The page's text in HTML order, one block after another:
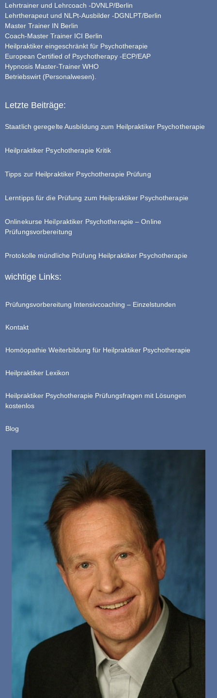
Lehrtrainer und Lehrcoach -DVNLP/Berlin
Lehrtherapeut und NLPt-Ausbilder -DGNLPT/Berlin
Master Trainer IN Berlin
Coach-Master Trainer ICI Berlin
Heilpraktiker eingeschränkt für Psychotherapie
European Certified of Psychotherapy -ECP/EAP
Hypnosis Master-Trainer WHO
Betriebswirt (Personalwesen).
Letzte Beiträge:
Staatlich geregelte Ausbildung zum Heilpraktiker Psychotherapie
Heilpraktiker Psychotherapie Kritik
Tipps zur Heilpraktiker Psychotherapie Prüfung
Lerntipps für die Prüfung zum Heilpraktiker Psychotherapie
Onlinekurse Heilpraktiker Psychotherapie – Online
Prüfungsvorbereitung
Protokolle mündliche Prüfung Heilpraktiker Psychotherapie
wichtige Links:
Prüfungsvorbereitung Intensivcoaching – Einzelstunden
Kontakt
Homöopathie Weiterbildung für Heilpraktiker Psychotherapie
Heilpraktiker Lexikon
Heilpraktiker Psychotherapie Prüfungsfragen mit Lösungen
kostenlos
Blog